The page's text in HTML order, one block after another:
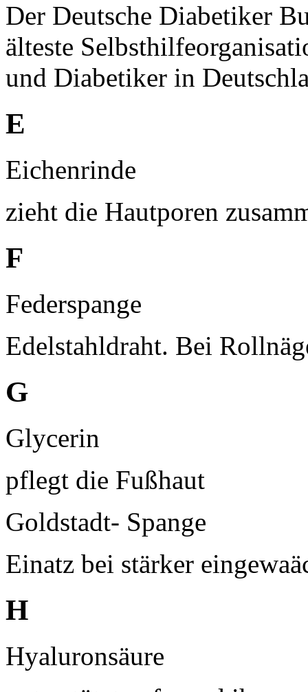
Der Deutsche Diabetiker
älteste
und Diabetiker in
E
Eichenrinde
zieht die Hautporen
F
Federspange
Edelstahldraht. Bei
G
Glycerin
pflegt die Fußhaut
Goldstadt- Spange
Einatz bei stärker
H
Hyaluronsäure